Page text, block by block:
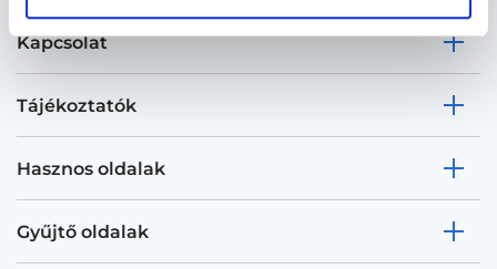
Kapcsolat
Tájékoztatók
Hasznos oldalak
Gyűjtő oldalak